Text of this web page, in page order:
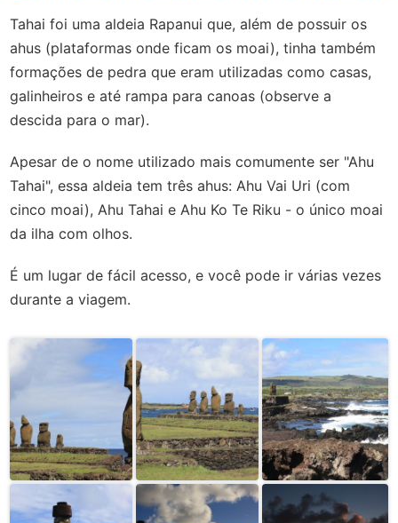
Tahai foi uma aldeia Rapanui que, além de possuir os
ahus (plataformas onde ficam os moai), tinha também
formações de pedra que eram utilizadas como casas,
galinheiros e até rampa para canoas (observe a
descida para o mar).
Apesar de o nome utilizado mais comumente ser "Ahu
Tahai", essa aldeia tem três ahus: Ahu Vai Uri (com
cinco moai), Ahu Tahai e Ahu Ko Te Riku - o único moai
da ilha com olhos.
É um lugar de fácil acesso, e você pode ir várias vezes
durante a viagem.